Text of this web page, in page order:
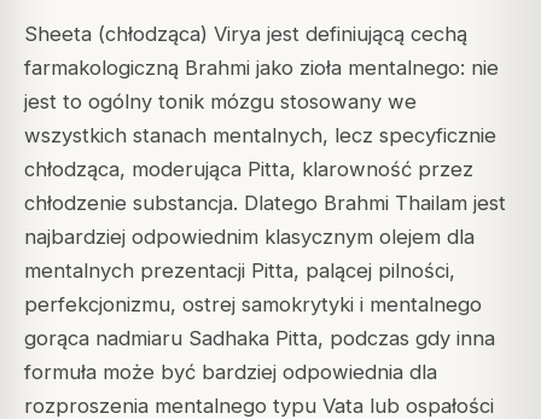
Sheeta (chłodząca) Virya jest definiującą cechą
farmakologiczną Brahmi jako zioła mentalnego: nie
jest to ogólny tonik mózgu stosowany we
wszystkich stanach mentalnych, lecz specyficznie
chłodząca, moderująca Pitta, klarowność przez
chłodzenie substancja. Dlatego Brahmi Thailam jest
najbardziej odpowiednim klasycznym olejem dla
mentalnych prezentacji Pitta, palącej pilności,
perfekcjonizmu, ostrej samokrytyki i mentalnego
gorąca nadmiaru Sadhaka Pitta, podczas gdy inna
formuła może być bardziej odpowiednia dla
rozproszenia mentalnego typu Vata lub ospałości